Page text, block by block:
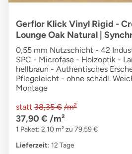
Gerflor Klick Vinyl Rigid -
Lounge Oak Natural |
0,55 mm Nutzschicht - 42
SPC - Microfase - Holzoptik -
hellbraun - Authentisches
Pflegeleicht - ohne schädl.
Montage
statt 38,35 € /m²
37,90 € /m²
1 Paket: 2,10 m² zu 79,59 €
Lieferzeit: 12 Tage